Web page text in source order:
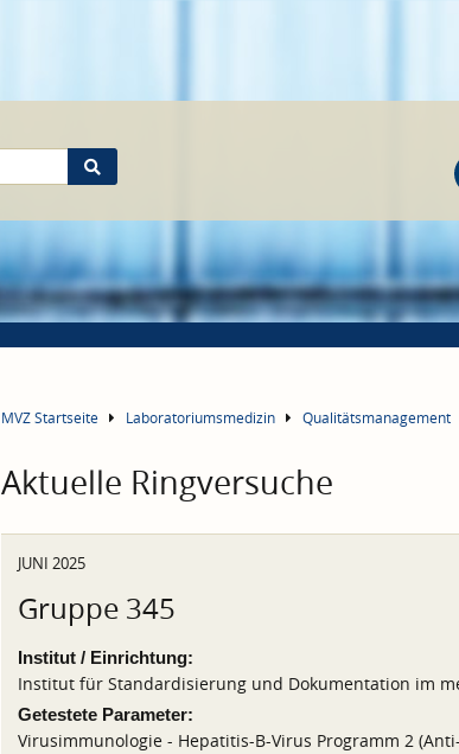
MVZ Startseite Laboratoriumsmedizin Qualitätsmanagement
Aktuelle Ringversuche
JUNI 2025
Gruppe 345
Institut / Einrichtung:
Institut für Standardisierung und Dokumentation im
Getestete Parameter:
Virusimmunologie - Hepatitis-B-Virus Programm 2